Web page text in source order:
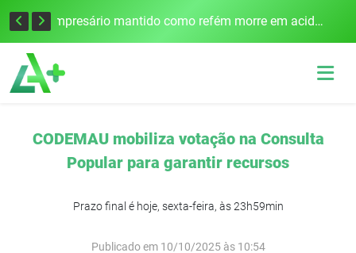
Edital para construção de ponte entre Itapiranga e Barra do Guarita deve ser lançado no segundo semestre Empresário mantido como refém morre em acidente após assalto em Cerro Largo
CODEMAU mobiliza votação na Consulta
Popular para garantir recursos
Prazo final é hoje, sexta-feira, às 23h59min
Publicado em 10/10/2025 às 10:54